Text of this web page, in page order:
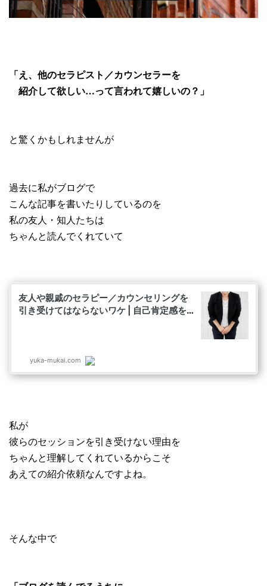
「え、他のセラピスト／カウンセラーを
紹介して欲しい…って言われて嬉しいの？」
と驚くかもしれませんが
過去に私がブログで
こんな記事を書いたりしているのを
私の友人・知人たちは
ちゃんと読んでくれていて
私が
彼らのセッションを引き受けない理由を
ちゃんと理解してくれているからこそ
あえての紹介依頼なんですよね。
そんな中で